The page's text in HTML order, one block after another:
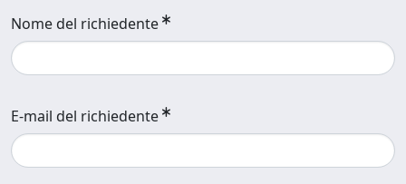
Nome del richiedente
E-mail del richiedente